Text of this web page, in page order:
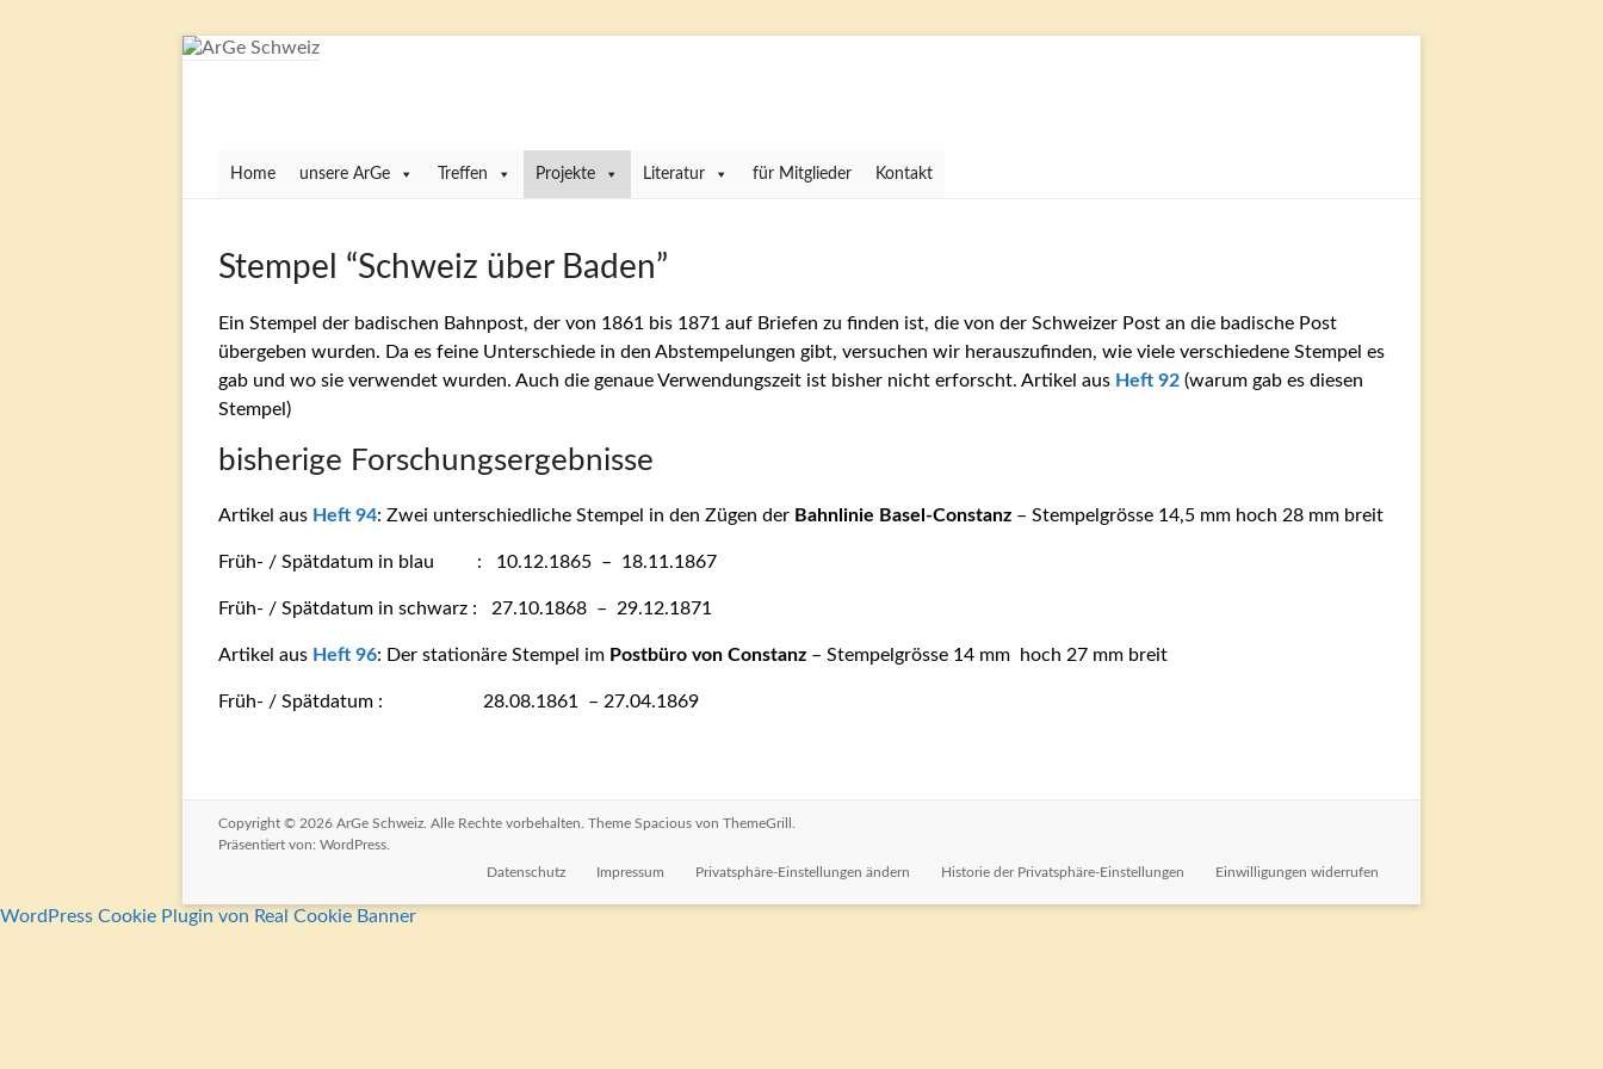
Zum
Schweiz
Gemeinschaft
Freunden
Schweizer
Briefmarken
Home unsere ArGe Treffen Projekte Literatur für Mitglieder Kontakt
Stempel “Schweiz über Baden”
Ein Stempel der badischen Bahnpost, der von 1861 bis 1871 auf Briefen zu finden ist, die von der Schweizer Post an die badische Post
übergeben wurden. Da es feine Unterschiede in den Abstempelungen gibt, versuchen wir herauszufinden, wie viele verschiedene Stempel es
gab und wo sie verwendet wurden. Auch die genaue Verwendungszeit ist bisher nicht erforscht. Artikel aus Heft 92 (warum gab es diesen
Stempel)
bisherige Forschungsergebnisse
Artikel aus Heft 94: Zwei unterschiedliche Stempel in den Zügen der Bahnlinie Basel-Constanz – Stempelgrösse 14,5 mm hoch 28 mm breit
Früh- / Spätdatum in blau : 10.12.1865 – 18.11.1867
Früh- / Spätdatum in schwarz : 27.10.1868 – 29.12.1871
Artikel aus Heft 96: Der stationäre Stempel im Postbüro von Constanz – Stempelgrösse 14 mm hoch 27 mm breit
Früh- / Spätdatum : 28.08.1861 – 27.04.1869
Copyright © 2026 ArGe Schweiz . Alle Rechte vorbehalten. Theme Spacious von ThemeGrill.
Präsentiert von: WordPress
Datenschutz
Impressum Privatsphäre-Einstellungen ändern Historie der Privatsphäre-Einstellungen Einwilligungen widerrufen
WordPress Cookie Plugin von Real Cookie Banner